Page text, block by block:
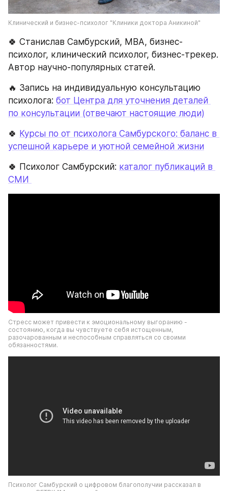
Клинический и бизнес-психолог "Клиники доктора Аникиной"
🍀 Станислав Самбурский, МВА, бизнес-
психолог, клинический психолог, бизнес-трекер.
Автор научно-популярных статей.
🔥 Запись на индивидуальную консультацию
психолога: бот Центра для уточнения деталей
по консультации (отвечают настоящие люди)
🍀 Курсы по от психолога Самбурского: баланс в
успешной карьере и уютной семейной жизни
🍀 Психолог Самбурский: каталог публикаций в
СМИ
Стресс может привести к эмоциональному выгоранию -
состоянию, когда вы чувствуете себя истощенным,
разочарованным и неспособным справляться со своими
обязанностями.
Психолог Самбурский о цифровом благополучии рассказал в